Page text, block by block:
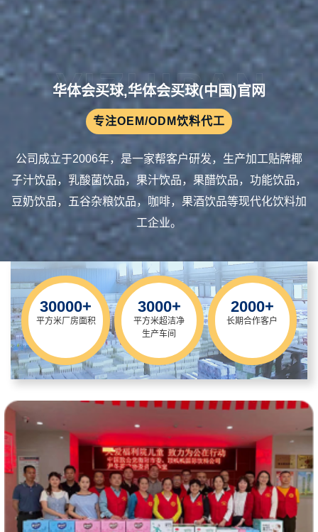
华体会买球,华体会买球(中国)官网
专注OEM/ODM饮料代工
公司成立于2006年，是一家帮客户研发，生产加工贴牌椰
子汁饮品，乳酸菌饮品，果汁饮品，果醋饮品，功能饮品，
豆奶饮品，五谷杂粮饮品，咖啡，果酒饮品等现代化饮料加
工企业。
30000+
平方米厂房面积
3000+
平方米超洁净
生产车间
2000+
长期合作客户